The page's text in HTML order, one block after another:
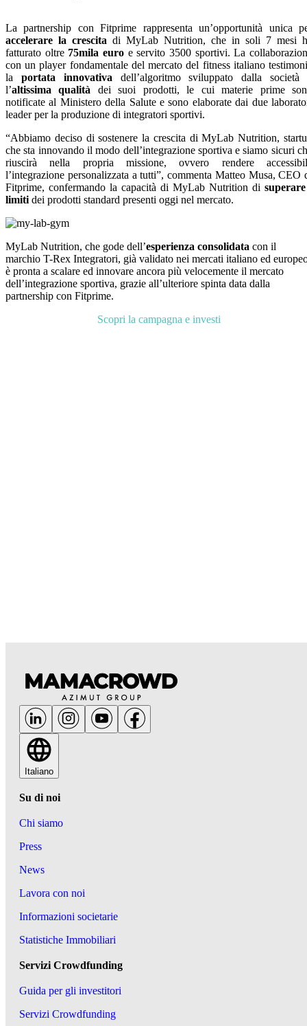
La partnership con Fitprime rappresenta un’opportunità unica
accelerare la crescita di MyLab Nutrition, che in soli 7 mesi
fatturato oltre 75mila euro e servito 3500 sportivi. La
con un player fondamentale del mercato del fitness italiano
la portata innovativa dell’algoritmo sviluppato dalla società
l’altissima qualità dei suoi prodotti, le cui materie prime
notificate al Ministero della Salute e sono elaborate dai due
leader per la produzione di integratori sportivi.
“Abbiamo deciso di sostenere la crescita di MyLab Nutrition,
che sta innovando il modo dell’integrazione sportiva e siamo sicuri
riuscirà nella propria missione, ovvero rendere
l’integrazione personalizzata a tutti”, commenta Matteo Musa, CEO
Fitprime, confermando la capacità di MyLab Nutrition di
limiti dei prodotti standard presenti oggi nel mercato.
MyLab Nutrition, che gode dell’esperienza consolidata con il
marchio T-Rex Integratori, già validato nei mercati italiano ed
è pronta a scalare ed innovare ancora più velocemente il mercato
dell’integrazione sportiva, grazie all’ulteriore spinta data dalla
partnership con Fitprime.
Scopri la campagna e investi
Italiano
Su di noi
Chi siamo
Press
News
Lavora con noi
Informazioni societarie
Statistiche Immobiliari
Servizi Crowdfunding
Guida per gli investitori
Servizi Crowdfunding